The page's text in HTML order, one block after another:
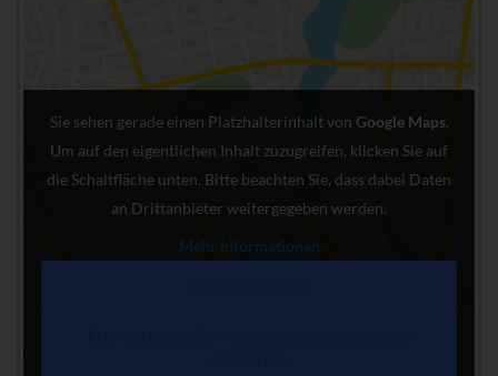
Sie sehen gerade einen Platzhalterinhalt von Google Maps.
Um auf den eigentlichen Inhalt zuzugreifen, klicken Sie auf
die Schaltfläche unten. Bitte beachten Sie, dass dabei Daten
an Drittanbieter weitergegeben werden.
Mehr Informationen